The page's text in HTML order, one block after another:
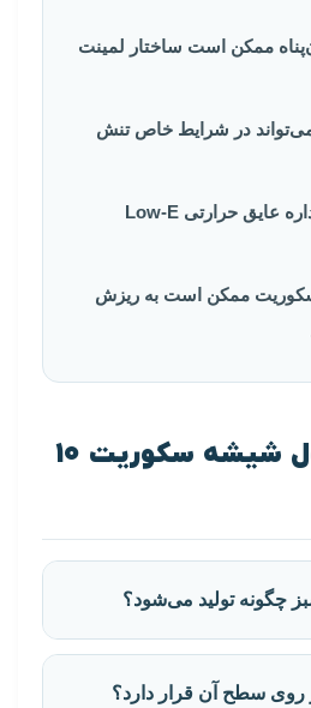
ممکن است ساختار لمینت
در شرایط خاص تنش
شیشه سبز تک‌جداره عایق حرارتی Low-E
ممکن است به ریزش
سؤالات متداول شیشه سکوریت ۱۰
چگونه تولید می‌شود؟
روی سطح آن قرار دارد؟